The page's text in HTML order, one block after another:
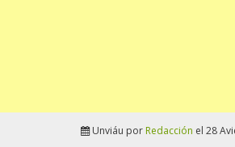
Unviáu por Redacción el 28